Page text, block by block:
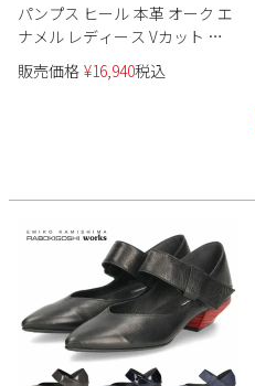
パンプス ヒール 本革 オーク エ
ナメル レディース Vカット ミ
ドルヒール ポインテッドトゥ
unity ユニティ 7687 6センチヒ
販売価格 ¥16,940税込